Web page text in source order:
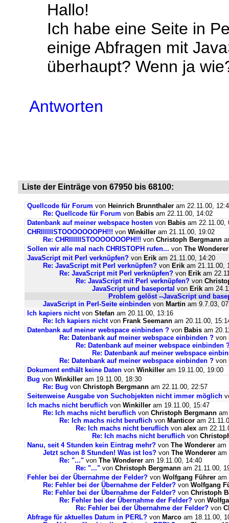
Hallo!
Ich habe eine Seite in
einige Abfragen mit
überhaupt? Wenn ja
Antworten
Liste der Einträge von 67950 bis 68100:
Quellcode für Forum von Heinrich Brunnthaler am 22.11.00,
Re: Quellcode für Forum von Babis am 22.11.00, 14:02
Datenbank auf meiner webspace hosten von Babis am 22.11.00,
CHRIIIIIISTOOOOOOOPH!!! von Winkiller am 21.11.00, 19:02
Re: CHRIIIIIISTOOOOOOOPH!!! von Christoph Bergmann
Sollen wir alle mal nach CHRISTOPH rufen... von The Wonderer
JavaScript mit Perl verknüpfen? von Erik am 21.11.00, 14:20
Re: JavaScript mit Perl verknüpfen? von Erik am 21.11.00,
Re: JavaScript mit Perl verknüpfen? von Erik am
Re: JavaScript mit Perl verknüpfen? von
JavaScript und baseportal von Erik am
Problem gelöst --JavaScript und
JavaScript in Perl-Seite einbinden von Martin am 9.7.03,
Ich kapiers nichtvon Stefan am 20.11.00, 13:16
Re: Ich kapiers nichtvon Frank Seemann am 20.11.00,
Datenbank auf meiner webspace einbinden ? von Babis am
Re: Datenbank auf meiner webspace einbinden ? von
Re: Datenbank auf meiner webspace einbinden
Re: Datenbank auf meiner webspace
Re: Datenbank auf meiner webspace einbinden ? von
Dokument enthält keine Daten von Winkiller am 19.11.00, 19:00
Bug von Winkiller am 19.11.00, 18:30
Re: Bug von Christoph Bergmann am 22.11.00, 22:57
Seitenweise Ausgabe von Suchobjekten nicht immer möglich
Ich machs nicht beruflich von Winkiller am 19.11.00, 15:47
Re: Ich machs nicht beruflich von Christoph Bergmann
Re: Ich machs nicht beruflich von Manticor am
Re: Ich machs nicht beruflich von alex am
Re: Ich machs nicht beruflich von
Nanu, seit 4 Stunden kein Eintrag mehr? von The Wonderer am
Jetzt schon 8 Stunden! Was ist los? von The Wonderer am
Re: "..." von The Wonderer am 19.11.00, 14:40
Re: "..." von Christoph Bergmann am 21.11.00,
Fehler bei der Übernahme der Felder? von Wolfgang Führer am
Re: Fehler bei der Übernahme der Felder? von Wolfgang
Re: Fehler bei der Übernahme der Felder? von Christoph
Re: Fehler bei der Übernahme der Felder? von
Re: Fehler bei der Übernahme der Felder? von
Abfrage für aktuelles Datum in PERL? von Marco am 18.11.00,